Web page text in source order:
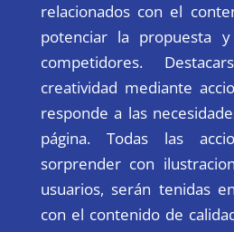
relacionados con el
potenciar la propuesta
competidores.
creatividad mediante
responde a las
página. Todas las
sorprender con
usuarios, serán tenidas
con el contenido de